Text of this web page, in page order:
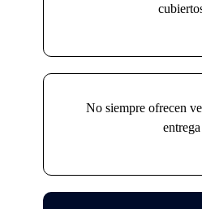
No siempre ofrecen
entrega